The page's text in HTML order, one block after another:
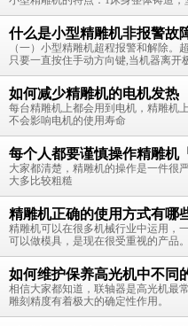
什么是小型精雕机非报警故
（一）小型精雕机超程报警和解除。
只要一直按住手动方向键,当机器离开
如何减少精雕机的电机发热
每台精雕机上都会用到电机，精雕机
不会影响电机的使用寿命
每个人都要谨慎操作精雕机
大家都清楚，精雕机的操作是一件很
大多比较粗糙
精雕机正确的使用方式有哪
精雕机可以在很多机械行业中运用，
可以做模具，是现在很受重视的产品。
如何维护保养高光机中不同
相信大家都知道，联轴器是高光机最
雕刻精度有着极大的确定性作用。